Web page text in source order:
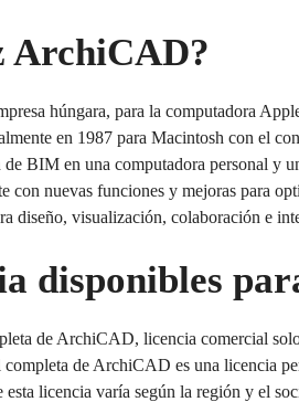
ArchiCAD?
húngara, para la computadora
en 1987 para Macintosh con el
BIM en una computadora personal y
nuevas funciones y mejoras para
diseño, visualización, colaboración e
disponibles
de ArchiCAD, licencia comercial
de ArchiCAD es una licencia
licencia varía según la región y el